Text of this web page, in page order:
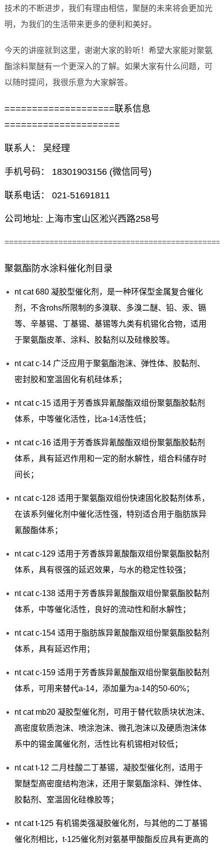
技术的不断进步，我们有理由相信，聚醚的未来将会更加光
明，为我们的生活带来更多的便利和美好。
今天的讲座就到这里，谢谢大家的聆听！希望大家能对聚氨
酯涂料聚醚有一个更深入的了解。如果大家有什么问题，可
以随时提问，我很乐意为大家解答。
====================联系信息
=====================
联系人： 吴经理
手机号码： 18301903156 (微信同号)
联系电话： 021-51691811
公司地址: 上海市宝山区淞兴西路258号
聚氨酯防水涂料催化剂目录
nt cat 680 凝胶型催化剂，是一种环保型金属复合催化
剂，不含rohs所限制的多溴联、多溴二醚、铅、汞、镉
等、辛基锡、丁基锡、基锡等九类有机锡化合物，适用
于聚氨酯皮革、涂料、胶黏剂以及硅橡胶等。
nt cat c-14 广泛应用于聚氨酯泡沫、弹性体、胶黏剂、
密封胶和室温固化有机硅体系；
nt cat c-15 适用于芳香族异氰酸酯双组份聚氨酯胶黏剂
体系，中等催化活性，比a-14活性低；
nt cat c-16 适用于芳香族异氰酸酯双组份聚氨酯胶黏剂
体系，具有延迟作用和一定的耐水解性，组合料储存时
间长；
nt cat c-128 适用于聚氨酯双组份快速固化胶黏剂体系，
在该系列催化剂中催化活性强，特别适合用于脂肪族异
氰酸酯体系；
nt cat c-129 适用于芳香族异氰酸酯双组份聚氨酯胶黏剂
体系，具有很强的延迟效果，与水的稳定性较强；
nt cat c-138 适用于芳香族异氰酸酯双组份聚氨酯胶黏剂
体系，中等催化活性，良好的流动性和耐水解性；
nt cat c-154 适用于脂肪族异氰酸酯双组份聚氨酯胶黏剂
体系，具有延迟作用；
nt cat c-159 适用于芳香族异氰酸酯双组份聚氨酯胶黏剂
体系，可用来替代a-14，添加量为a-14的50-60%；
nt cat mb20 凝胶型催化剂，可用于替代软质块状泡沫、
高密度软质泡沫、喷涂泡沫、微孔泡沫以及硬质泡沫体
系中的锡金属催化剂，活性比有机锡相对较低；
nt cat t-12 二月桂酸二丁基锡，凝胶型催化剂，适用于
聚醚型高密度结构泡沫，还用于聚氨酯涂料、弹性体、
胶黏剂、室温固化硅橡胶等；
nt cat t-125 有机锡类强凝胶催化剂，与其他的二丁基锡
催化剂相比，t-125催化剂对氨基甲酸酯反应具有更高的